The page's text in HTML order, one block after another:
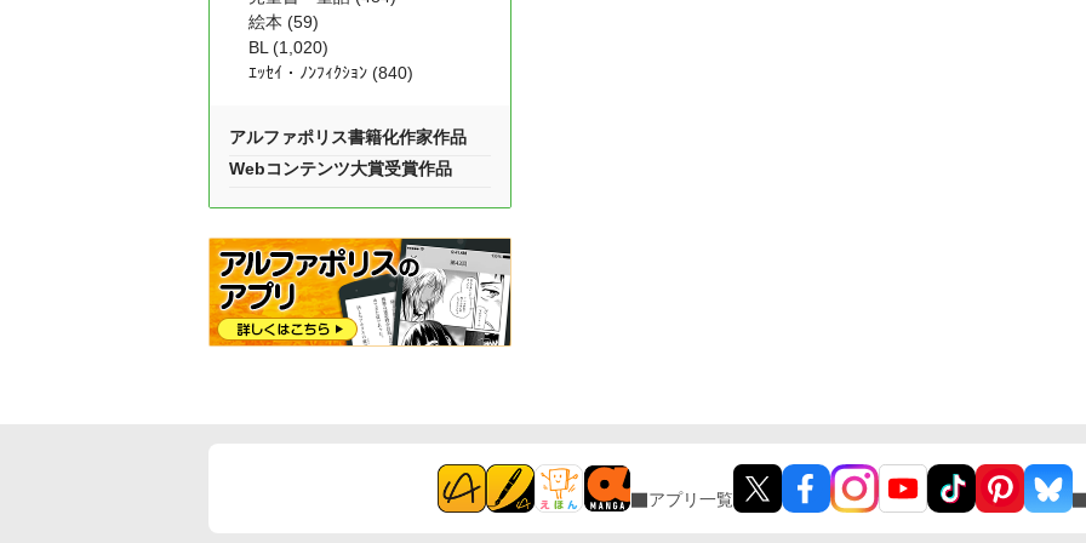
絵本 (59)
BL (1,020)
ｴｯｾｲ・ﾉﾝﾌｨｸｼｮﾝ (840)
アルファポリス書籍化作家作品
Webコンテンツ大賞受賞作品
アプリ一覧